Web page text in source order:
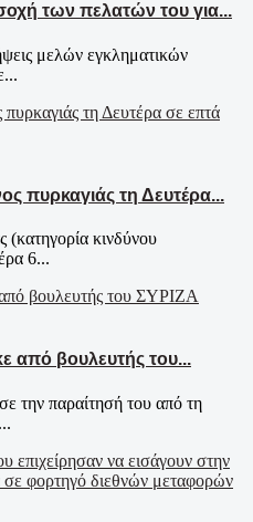
των πελατών του για...
μελών εγκληματικών
πυρκαγιάς τη Δευτέρα...
(κατηγορία κινδύνου
6...
από βουλευτής του...
την παραίτησή του από τη